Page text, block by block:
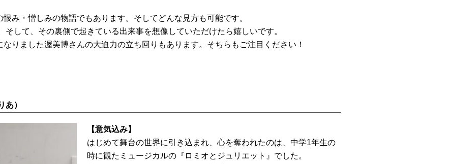
み・憎しみの物語でもあります。そしてどんな見方も可能です。
そして、その裏側で起きている出来事を想像していただけたら嬉しいです。
りました渥美博さんの大迫力の立ち回りもあります。そちらもご注目ください！
あ）
【意気込み】
はじめて舞台の世界に引き込まれ、心を奪われたのは、中学1年生の
時に観たミュージカルの『ロミオとジュリエット』でした。